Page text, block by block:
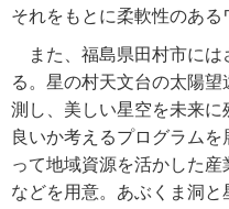
それをもとに柔軟性のある
また、福島県田村市に
る。星の村天文台の太陽
測し、美しい星空を未来
良いか考えるプログラム
って地域資源を活かした
などを用意。あぶくま洞と